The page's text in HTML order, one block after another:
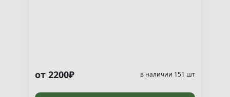
от 2200₽ в наличии 151 шт